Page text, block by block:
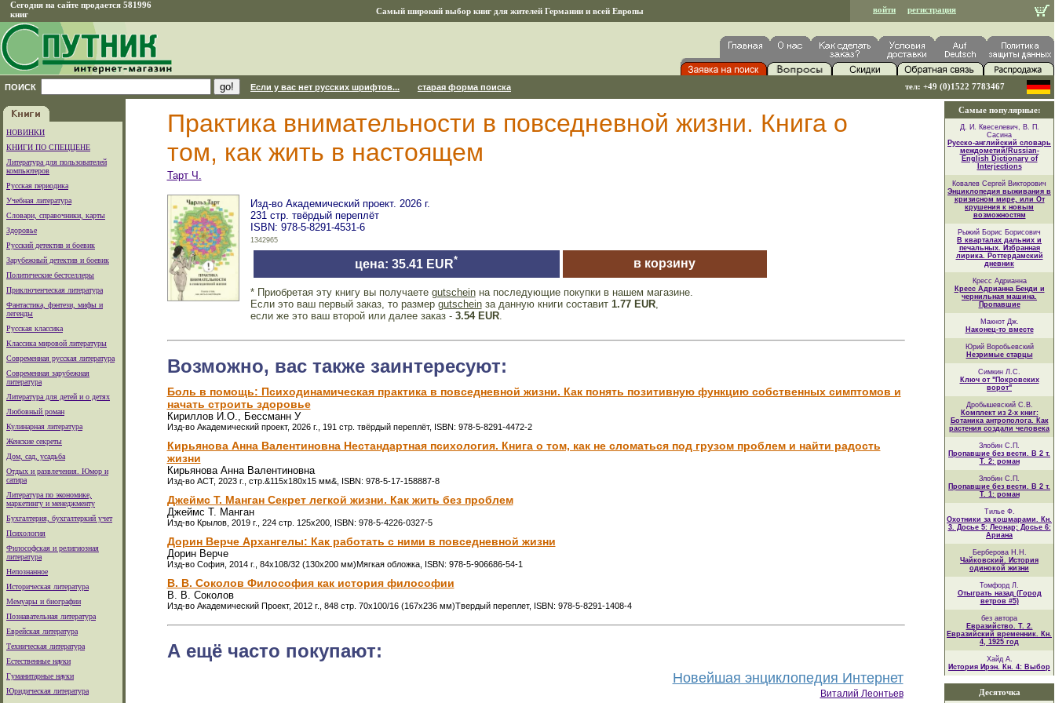
Сегодня на сайте продается 581996
книг
Самый широкий выбор книг для жителей Германии и всей Европы войти регистрация
ПОИСК Если у вас нет русских шрифтов... старая форма поиска тел: +49 (0)1522 7783467
НОВИНКИ
КНИГИ ПО СПЕЦЦЕНЕ
Литература для пользователей
компьютеров
Русская периодика
Учебная литература
Словари, справочники, карты
Здоровье
Русский детектив и боевик
Зарубежный детектив и боевик
Политические бестселлеры
Приключенческая литература
Фантастика, фэнтези, мифы и
легенды
Русская классика
Классика мировой литературы
Современная русская литература
Современная зарубежная
литература
Литература для детей и о детях
Любовный роман
Кулинарная литература
Женские секреты
Дом, сад, усадьба
Отдых и развлечения. Юмор и
сатира
Литература по экономике,
маркетингу и менеджменту
Бухгалтерия, бухгалтеркий учет
Психология
Философская и религиозная
литература
Непознанное
Историческая литература
Мемуары и биографии
Познавательная литература
Еврейская литература
Техническая литература
Естественные науки
Гуманитарные науки
Юридическая литература
Практика внимательности в повседневной жизни. Книга о
том, как жить в настоящем
Тарт Ч.
Изд-во Академический проект. 2026 г.
231 стр. твёрдый переплёт
ISBN: 978-5-8291-4531-6
1342965
цена: 35.41 EUR* в корзину
* Приобретая эту книгу вы получаете gutscheinна последующие покупки в нашем магазине.
Если это ваш первый заказ, то размер gutscheinза данную книги составит 1.77 EUR,
если же это ваш второй или далее заказ - 3.54 EUR.
Возможно, вас также заинтересуют:
Боль в помощь: Психодинамическая практика в повседневной жизни. Как понять позитивную функцию собственных симптомов и
начать строить здоровье
Кириллов И.О., Бессманн У
Изд-во Академический проект, 2026 г., 191 стр. твёрдый переплёт, ISBN: 978-5-8291-4472-2
Кирьянова Анна Валентиновна Нестандартная психология. Книга о том, как не сломаться под грузом проблем и найти радость
жизни
Кирьянова Анна Валентиновна
Изд-во АСТ, 2023 г., стр.&115x180x15 мм&, ISBN: 978-5-17-158887-8
Джеймс Т. Манган Секрет легкой жизни. Как жить без проблем
Джеймс Т. Манган
Изд-во Крылов, 2019 г., 224 стр. 125x200, ISBN: 978-5-4226-0327-5
Дорин Верче Архангелы: Как работать с ними в повседневной жизни
Дорин Верче
Изд-во София, 2014 г., 84x108/32 (130х200 мм)Мягкая обложка, ISBN: 978-5-906686-54-1
В. В. Соколов Философия как история философии
В. В. Соколов
Изд-во Академический Проект, 2012 г., 848 стр. 70x100/16 (167x236 мм)Твердый переплет, ISBN: 978-5-8291-1408-4
А ещё часто покупают:
Новейшая энциклопедия Интернет
Виталий Леонтьев
Самые популярные:
Д. И. Квеселевич, В. П.
Сасина
Русско-английский словарь
междометий/Russian-
English Dictionary of
Interjections
Ковалев Сергей Викторович
Энциклопедия выживания в
кризисном мире, или От
крушения к новым
возможностям
Рыжий Борис Борисович
В кварталах дальних и
печальных. Избранная
лирика. Роттердамский
дневник
Кресс Адрианна
Кресс Адрианна Бенди и
чернильная машина.
Пропавшие
Макнот Дж.
Наконец-то вместе
Юрий Воробьевский
Незримые старцы
Симкин Л.С.
Ключ от "Покровских
ворот"
Дробышевский С.В.
Комплект из 2-х книг:
Ботаника антрополога. Как
растения создали человека
Злобин С.П.
Пропавшие без вести. В 2 т.
Т. 2: роман
Злобин С.П.
Пропавшие без вести. В 2 т.
Т. 1: роман
Тилье Ф.
Охотники за кошмарами. Кн.
3. Досье 5: Леонар; Досье 6:
Ариана
Берберова Н.Н.
Чайковский. История
одинокой жизни
Томфорд Л.
Отыграть назад (Город
ветров #5)
без автора
Евразийство. Т. 2.
Евразийский временник. Кн.
4, 1925 год
Хайд А.
История Ирэн. Кн. 4: Выбор
Десяточка